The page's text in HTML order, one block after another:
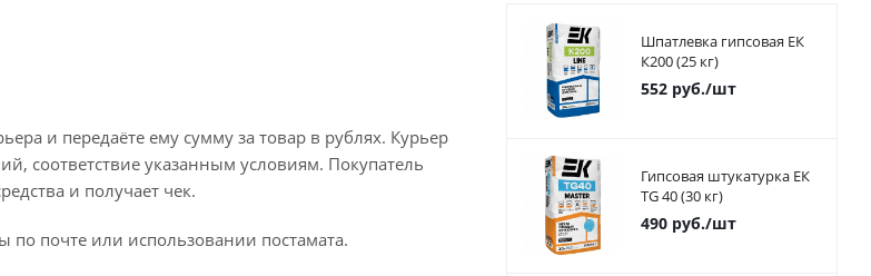
и передаёте ему сумму за товар в рублях. Курьер
соответствие указанным условиям. Покупатель
и получает чек.
по почте или использовании постамата.
Шпатлевка гипсовая ЕК
К200 (25 кг)
552руб./шт
Гипсовая штукатурка ЕК
TG 40 (30 кг)
490руб./шт